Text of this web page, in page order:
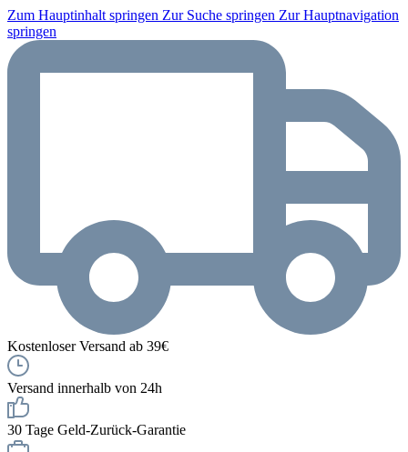
Zum Hauptinhalt springen Zur Suche springen Zur Hauptnavigation
springen
Kostenloser Versand ab 39€
Versand innerhalb von 24h
30 Tage Geld-Zurück-Garantie